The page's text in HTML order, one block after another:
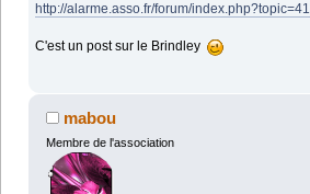
http://alarme.asso.fr/forum/
C'est un post sur le Brindley
mabou
Membre de l'association